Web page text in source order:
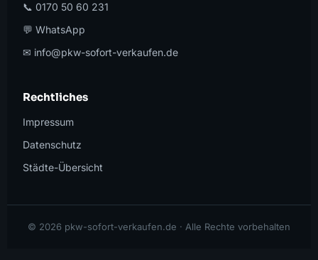
📞 0170 50 60 231
💬 WhatsApp
✉ info@pkw-sofort-verkaufen.de
Rechtliches
Impressum
Datenschutz
Städte-Übersicht
© 2026 pkw-sofort-verkaufen.de · Alle Rechte vorbehalten